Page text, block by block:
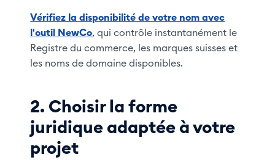
Vérifiez la disponibilité de votre nom avec
l'outil NewCo, qui contrôle instantanément le
Registre du commerce, les marques suisses et
les noms de domaine disponibles.
2. Choisir la forme
juridique adaptée à votre
projet